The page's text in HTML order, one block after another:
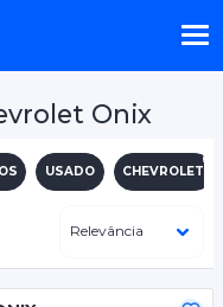
Onix
USADO CHEVROLET